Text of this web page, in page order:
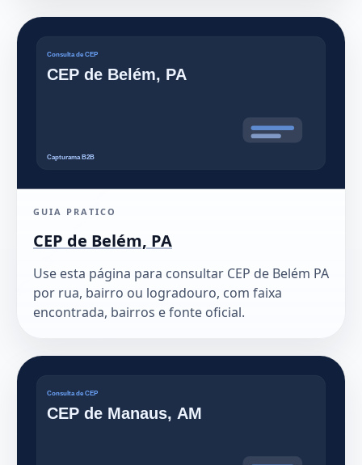
GUIA PRATICO
CEP de Belém, PA
Use esta página para consultar CEP de Belém PA
por rua, bairro ou logradouro, com faixa
encontrada, bairros e fonte oficial.